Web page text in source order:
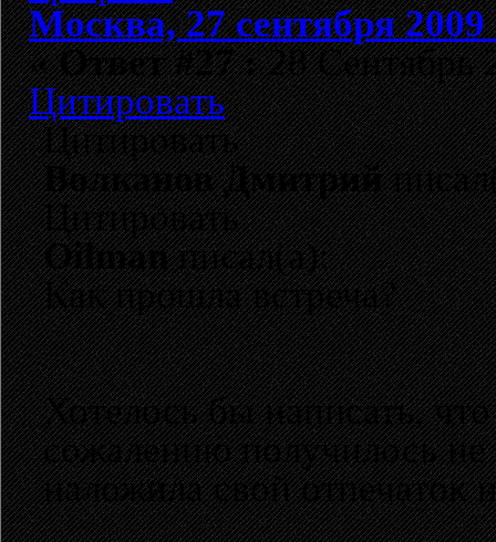
Москва, 27 сентября 2009
«Ответ #27 :28 Сентябрь
Цитировать
Цитировать
Волканов Дмитрий
Цитировать
Oilmanписал(а):
Как прошла встреча?
Хотелось бы написать,
сожалению получилось
наложила свой отпечаток